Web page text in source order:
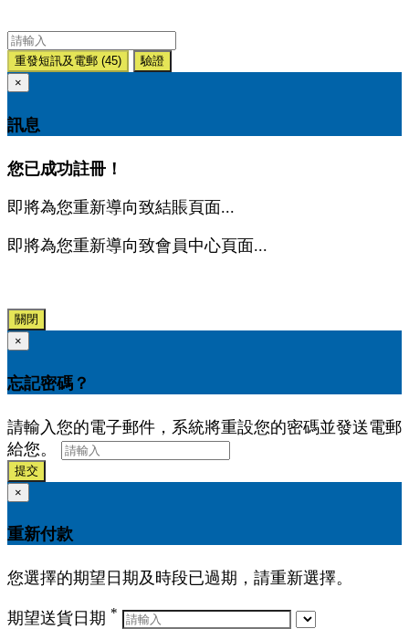
重發短訊及電郵 (45)
驗證
×
訊息
您已成功註冊！
即將為您重新導向致結賬頁面...
即將為您重新導向致會員中心頁面...
關閉
×
忘記密碼？
請輸入您的電子郵件，系統將重設您的密碼並發送電郵
給您。
提交
×
重新付款
您選擇的期望日期及時段已過期，請重新選擇。
期望送貨日期 *